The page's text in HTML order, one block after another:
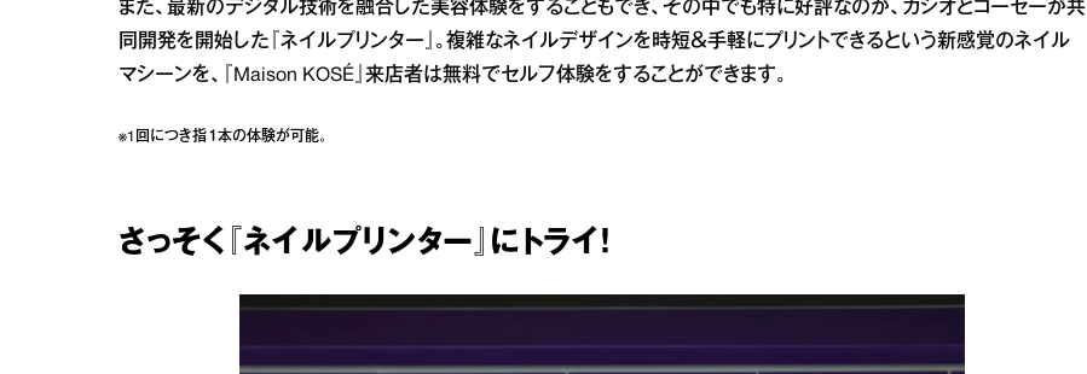
また、最新のデジタル技術を融合した美容体験をすることもでき、その中でも特に好評なのが、カシオとコーセーが共
同開発を開始した『ネイルプリンター』。複雑なネイルデザインを時短＆手軽にプリントできるという新感覚のネイル
マシーンを、『Maison KOSÉ』来店者は無料でセルフ体験をすることができます。
※1回につき指１本の体験が可能。
さっそく『ネイルプリンター』にトライ！